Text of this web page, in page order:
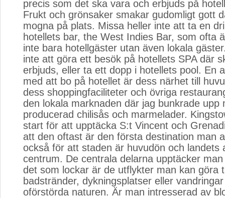
precis som det ska vara och erbjuds på
Frukt och grönsaker smakar gudomligt gott
mogna på plats. Missa heller inte att ta en
hotellets bar, the West Indies Bar, som ofta
inte bara hotellgäster utan även lokala
inte att göra ett besök på hotellets SPA där
erbjuds, eller ta ett dopp i hotellets pool. En
med att bo på hotellet är dess närhet till
dess shoppingfaciliteter och övriga
den lokala marknaden där jag bunkrade upp
producerad chilisås och marmelader.
start för att upptäcka S:t Vincent och
att den oftast är den första destination man
också för att staden är huvudön och landets
centrum. De centrala delarna upptäcker
det som lockar är de utflykter man kan göra
badstränder, dykningsplatser eller
oförstörda naturen. Är man intresserad av